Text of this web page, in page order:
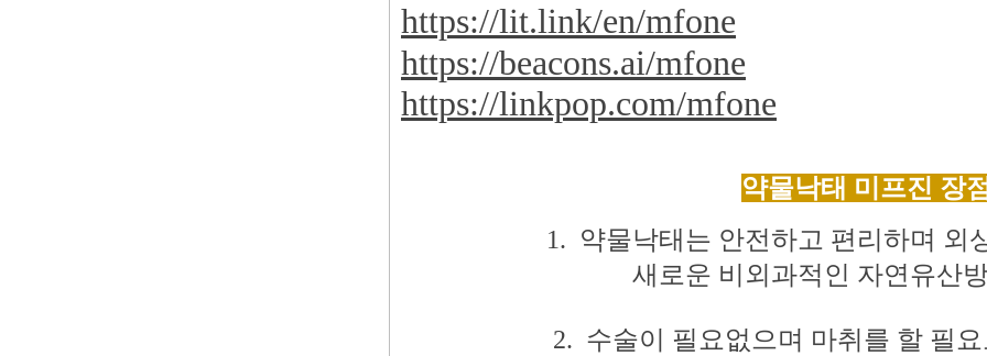
https://lit.link/en/mfone
https://beacons.ai/mfone
https://linkpop.com/mfone
약물낙태 미프진 장
1. 약물낙태는 안전하고 편리하며 외
새로운 비외과적인 자연유산
2. 수술이 필요없으며 마취를 할 필